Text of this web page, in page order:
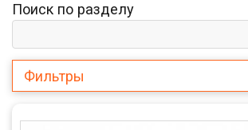
Поиск по разделу
Фильтры